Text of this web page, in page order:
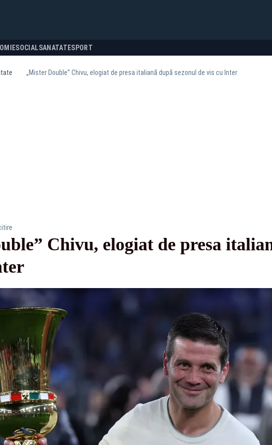
SOCIALSANATATESPORT
„Mister Double” Chivu, elogiat de presa italiană după sezonul de vis cu Inter
Chivu, elogiat de presa